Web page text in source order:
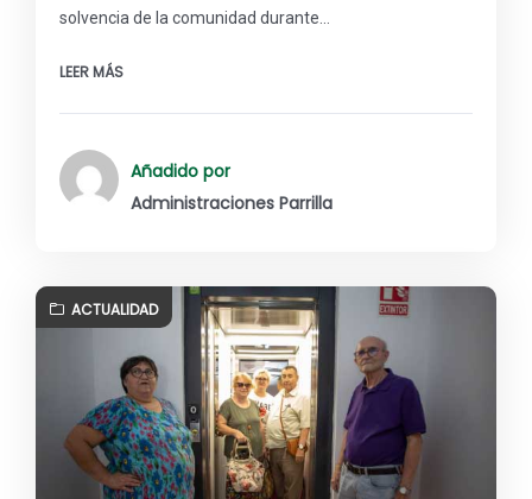
solvencia de la comunidad durante…
LEER MÁS
Añadido por
Administraciones Parrilla
ACTUALIDAD